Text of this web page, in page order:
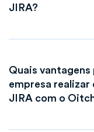
JIRA?
Quais vantagens
empresa realizar
JIRA com o